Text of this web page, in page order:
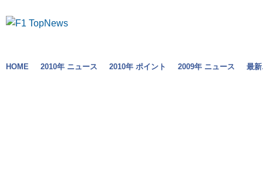
HOME 2010年 ニュース 2010年 ポイント 2009年 ニュース 最